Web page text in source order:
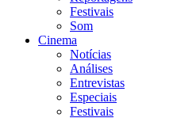
Festivais
Som
Cinema
Notícias
Análises
Entrevistas
Especiais
Festivais